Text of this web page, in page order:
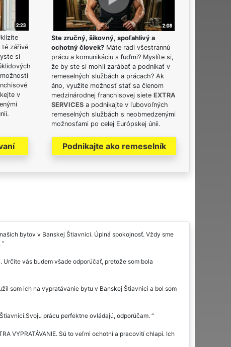
té zářivé
si
v
Ste zručný, šikovný, spoľahlivý a
ochotný človek? Máte radi všestrannú
prácu a komunikáciu s ľuďmi? Myslíte si,
že by ste si mohli zarábať a podnikať v
remeselných službách a prácach? Ak
áno, využite možnosť stať sa členom
medzinárodnej franchisovej siete EXTRA
SERVICES a podnikajte v ľubovoľných
remeselných službách s neobmedzenými
možnosťami po celej Európskej únii.
Podnikajte ako remeselník
bytov v Banskej Štiavnici. Úplná spokojnosť. Vždy sme
vás budem všade odporúčať, pretože som bola
som ich na vypratávanie bytu v Banskej Štiavnici a bol som
prácu perfektne ovládajú, odporúčam.
VYPRATÁVANIE. Sú to veľmi ochotní a pracovití chlapi. Ich